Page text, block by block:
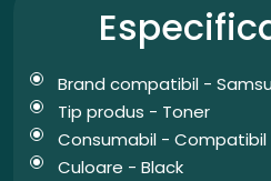
Brand compatibil -
Tip produs - Toner
Consumabil - Compatibil
Culoare - Black